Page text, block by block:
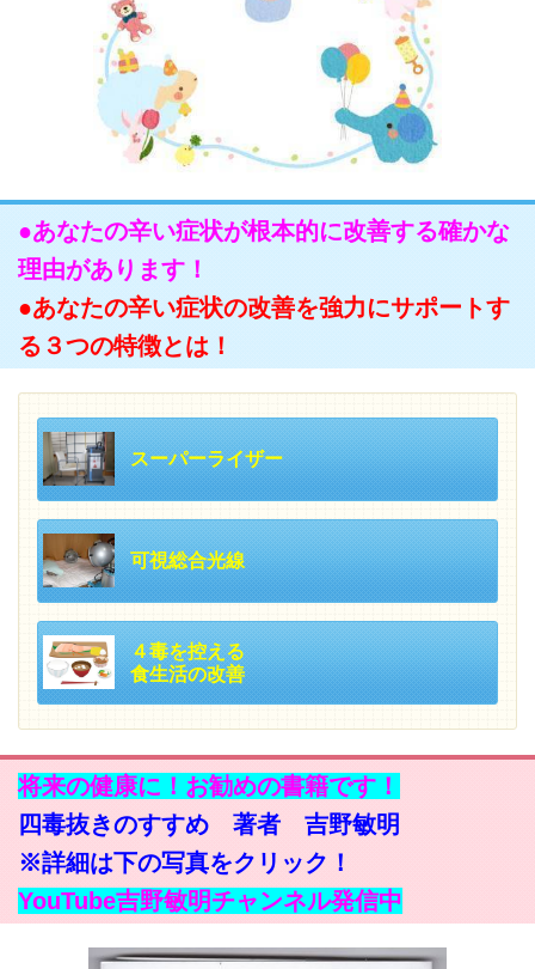
●あなたの辛い症状が根本的に改善する確かな
理由があります！
●あなたの辛い症状の改善を強力にサポートす
る３つの特徴とは！
スーパーライザー
可視総合光線
４毒を控える
食生活の改善
将来の健康に！お勧めの書籍です！
四毒抜きのすすめ 著者 吉野敏明
※詳細は下の写真をクリック！
YouTube吉野敏明チャンネル発信中